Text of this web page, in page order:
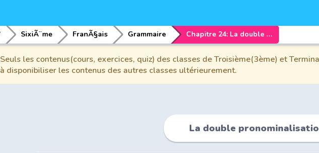
SixiÃ¨me FranÃ§ais Grammaire Chapitre 24: La double pronominalisation
Seuls les contenus(cours, exercices, quiz) des classes de Troisième(3ème) et
à disponibiliser les contenus des autres classes ultérieurement.
La double